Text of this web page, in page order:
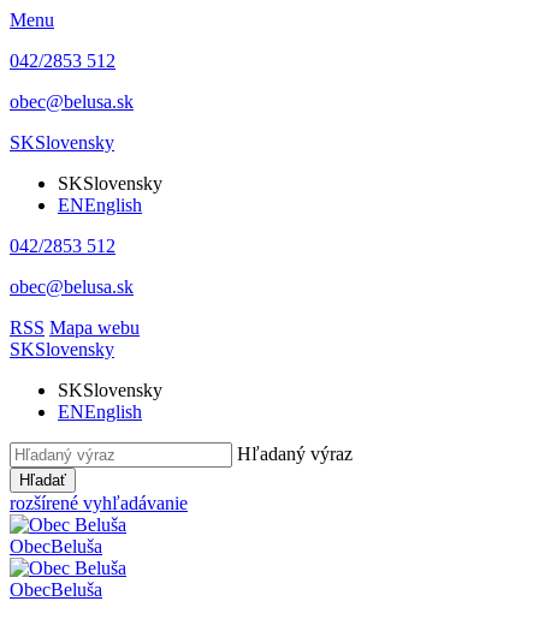
Menu
042/2853 512
obec@belusa.sk
SKSlovensky
SKSlovensky
ENEnglish
042/2853 512
obec@belusa.sk
RSS Mapa webu
SKSlovensky
SKSlovensky
ENEnglish
Hľadaný výraz
Hľadať
rozšírené vyhľadávanie
ObecBeluša
ObecBeluša